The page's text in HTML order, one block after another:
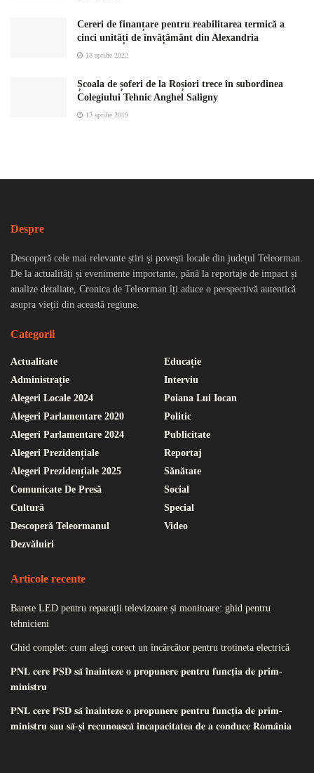
Cereri de finanțare pentru reabilitarea termică a
cinci unități de învățământ din Alexandria
18 aprilie 2022
Școala de șoferi de la Roșiori trece în subordinea
Colegiului Tehnic Anghel Saligny
13 aprilie 2019
Despre
Descoperă cele mai relevante știri și povești locale din județul Teleorman.
De la actualități și evenimente importante, până la reportaje de impact și
analize detaliate, Cronica de Teleorman îți aduce o perspectivă autentică
asupra vieții din această regiune.
Categorii
Actualitate
Administrație
Alegeri Locale 2024
Alegeri Parlamentare 2020
Alegeri Parlamentare 2024
Alegeri Prezidențiale
Alegeri Prezidențiale 2025
Comunicate De Presă
Cultură
Descoperă Teleormanul
Dezvăluiri
Educație
Interviu
Poiana Lui Iocan
Politic
Publicitate
Reportaj
Sănătate
Social
Special
Video
Articole recente
Barete LED pentru reparații televizoare și monitoare: ghid pentru
tehnicieni
Ghid complet: cum alegi corect un încărcător pentru trotineta electrică
𝐏𝐍𝐋 𝐜𝐞𝐫𝐞 𝐏𝐒𝐃 𝐬𝐚̆ 𝐢̂𝐧𝐚𝐢𝐧𝐭𝐞𝐳𝐞 𝐨 𝐩𝐫𝐨𝐩𝐮𝐧𝐞𝐫𝐞 𝐩𝐞𝐧𝐭𝐫𝐮 𝐟𝐮𝐧𝐜𝐭̦𝐢𝐚 𝐝𝐞 𝐩𝐫𝐢𝐦-
𝐦𝐢𝐧𝐢𝐬𝐭𝐫𝐮
𝐏𝐍𝐋 𝐜𝐞𝐫𝐞 𝐏𝐒𝐃 𝐬𝐚̆ 𝐢̂𝐧𝐚𝐢𝐧𝐭𝐞𝐳𝐞 𝐨 𝐩𝐫𝐨𝐩𝐮𝐧𝐞𝐫𝐞 𝐩𝐞𝐧𝐭𝐫𝐮 𝐟𝐮𝐧𝐜𝐭̦𝐢𝐚 𝐝𝐞 𝐩𝐫𝐢𝐦-
𝐦𝐢𝐧𝐢𝐬𝐭𝐫𝐮 𝐬𝐚𝐮 𝐬𝐚̆-𝐬̦𝐢 𝐫𝐞𝐜𝐮𝐧𝐨𝐚𝐬𝐜𝐚̆ 𝐢𝐧𝐜𝐚𝐩𝐚𝐜𝐢𝐭𝐚𝐭𝐞𝐚 𝐝𝐞 𝐚 𝐜𝐨𝐧𝐝𝐮𝐜𝐞 𝐑𝐨𝐦𝐚̂𝐧𝐢𝐚